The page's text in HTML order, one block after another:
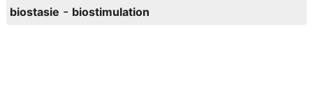
biostasie - biostimulation